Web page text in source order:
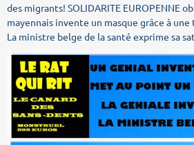
des migrants! SOLIDARITE EUROPENNE
mayennais invente un masque grâce à
La ministre belge de la santé exprime sa